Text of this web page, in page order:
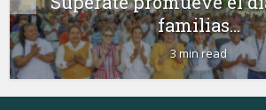
familias...
3 min read